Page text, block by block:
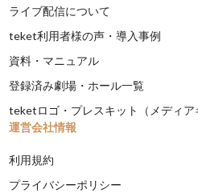
ライブ配信について
teket利用者様の声・導入事例
資料・マニュアル
登録済み劇場・ホール一覧
teketロゴ・プレスキット（メディア
運営会社情報
利用規約
プライバシーポリシー